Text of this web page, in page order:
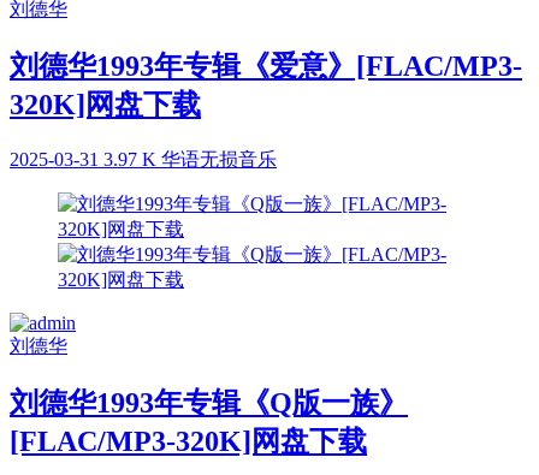
刘德华
刘德华1993年专辑《爱意》[FLAC/MP3-
320K]网盘下载
2025-03-31 3.97 K 华语无损音乐
刘德华
刘德华1993年专辑《Q版一族》
[FLAC/MP3-320K]网盘下载